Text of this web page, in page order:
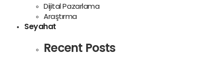
Dijital Pazarlama
Araştırma
Seyahat
Recent Posts